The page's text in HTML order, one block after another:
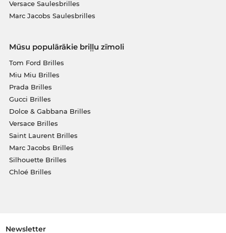
Versace Saulesbrilles
Marc Jacobs Saulesbrilles
Mūsu populārākie briļļu zīmoli
Tom Ford Brilles
Miu Miu Brilles
Prada Brilles
Gucci Brilles
Dolce & Gabbana Brilles
Versace Brilles
Saint Laurent Brilles
Marc Jacobs Brilles
Silhouette Brilles
Chloé Brilles
Newsletter